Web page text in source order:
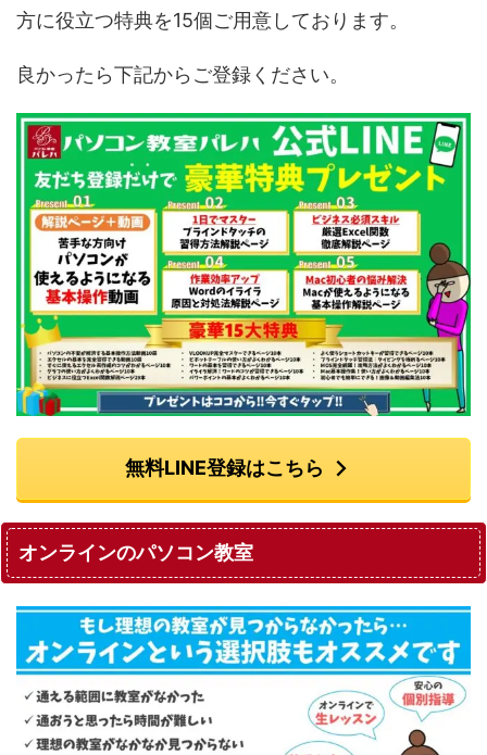
方に役立つ特典を15個ご用意しております。
良かったら下記からご登録ください。
無料LINE登録はこちら
オンラインのパソコン教室